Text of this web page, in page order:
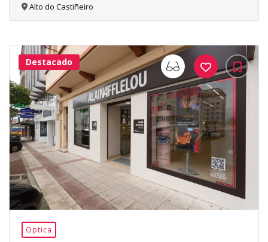
Alto do Castiñeiro
33Me
Gusta
Destacado
Optica